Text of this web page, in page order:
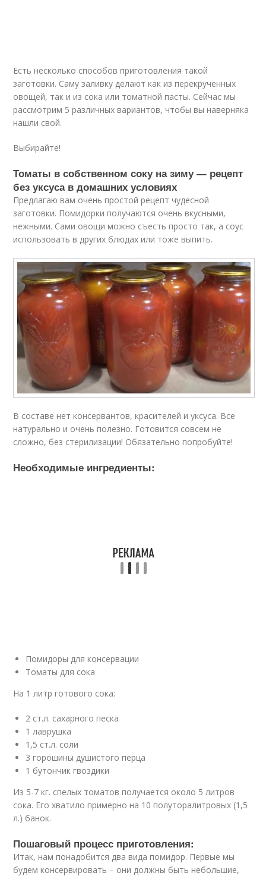
Есть несколько способов приготовления такой
заготовки. Саму заливку делают как из перекрученных
овощей, так и из сока или томатной пасты. Сейчас мы
рассмотрим 5 различных вариантов, чтобы вы наверняка
нашли свой.
Выбирайте!
Томаты в собственном соку на зиму — рецепт
без уксуса в домашних условиях
Предлагаю вам очень простой рецепт чудесной
заготовки. Помидорки получаются очень вкусными,
нежными. Сами овощи можно съесть просто так, а соус
использовать в других блюдах или тоже выпить.
В составе нет консервантов, красителей и уксуса. Все
натурально и очень полезно. Готовится совсем не
сложно, без стерилизации! Обязательно попробуйте!
Необходимые ингредиенты:
Помидоры для консервации
Томаты для сока
На 1 литр готового сока:
2 ст.л. сахарного песка
1 лаврушка
1,5 ст.л. соли
3 горошины душистого перца
1 бутончик гвоздики
Из 5-7 кг. спелых томатов получается около 5 литров
сока. Его хватило примерно на 10 полуторалитровых (1,5
л.) банок.
Пошаговый процесс приготовления:
Итак, нам понадобится два вида помидор. Первые мы
будем консервировать – они должны быть небольшие,